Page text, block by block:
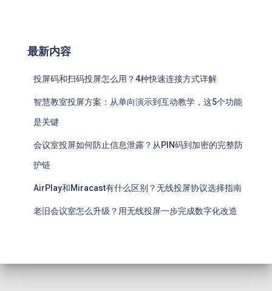
最新内容
投屏码和扫码投屏怎么用？4种快速连接方式详解
智慧教室投屏方案：从单向演示到互动教学，这5个功能
是关键
会议室投屏如何防止信息泄露？从PIN码到加密的完整防
护链
AirPlay和Miracast有什么区别？无线投屏协议选择指南
老旧会议室怎么升级？用无线投屏一步完成数字化改造